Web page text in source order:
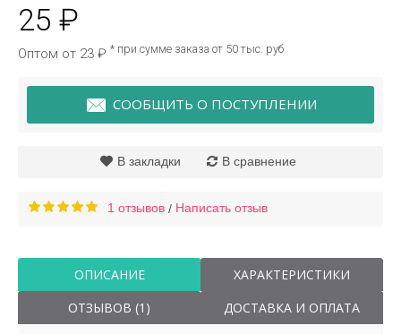
25 ₽
Оптом от 23 ₽ * при сумме заказа от 50 тыс. руб
СООБЩИТЬ О ПОСТУПЛЕНИИ
В закладки В сравнение
1 отзывов / Написать отзыв
ОПИСАНИЕ
ХАРАКТЕРИСТИКИ
ОТЗЫВОВ (1)
ДОСТАВКА И ОПЛАТА